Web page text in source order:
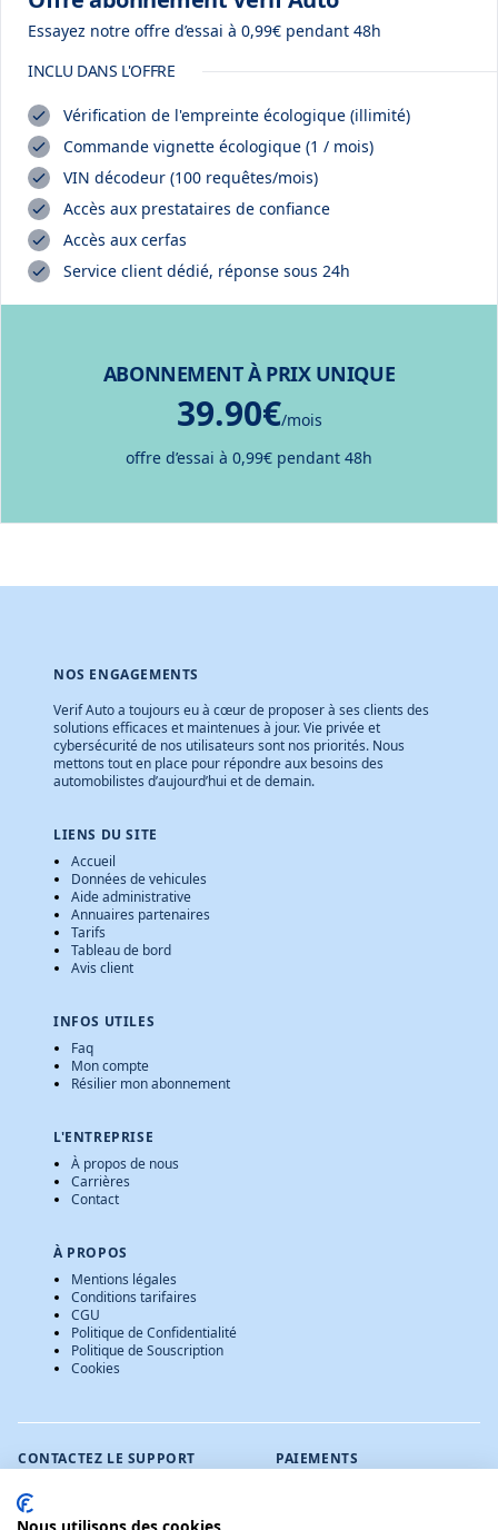
Essayez notre offre d’essai à 0,99€ pendant 48h
INCLU DANS L'OFFRE
Vérification de l'empreinte écologique (illimité)
Commande vignette écologique (1 / mois)
VIN décodeur (100 requêtes/mois)
Accès aux prestataires de confiance
Accès aux cerfas
Service client dédié, réponse sous 24h
ABONNEMENT À PRIX UNIQUE
39.90€/mois
offre d’essai à 0,99€ pendant 48h
NOS ENGAGEMENTS
Verif Auto a toujours eu à cœur de proposer à ses clients des
solutions efficaces et maintenues à jour. Vie privée et
cybersécurité de nos utilisateurs sont nos priorités. Nous
mettons tout en place pour répondre aux besoins des
automobilistes d’aujourd’hui et de demain.
LIENS DU SITE
Accueil
Données de vehicules
Aide administrative
Annuaires partenaires
Tarifs
Tableau de bord
Avis client
INFOS UTILES
Faq
Mon compte
Résilier mon abonnement
L'ENTREPRISE
À propos de nous
Carrières
Contact
À PROPOS
Mentions légales
Conditions tarifaires
CGU
Politique de Confidentialité
Politique de Souscription
Cookies
CONTACTEZ LE SUPPORT
PAIEMENTS